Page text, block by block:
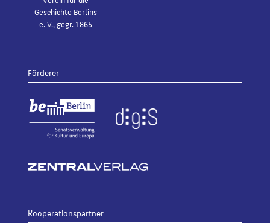
Geschichte Berlins
e. V., gegr. 1865
Förderer
Kooperationspartner